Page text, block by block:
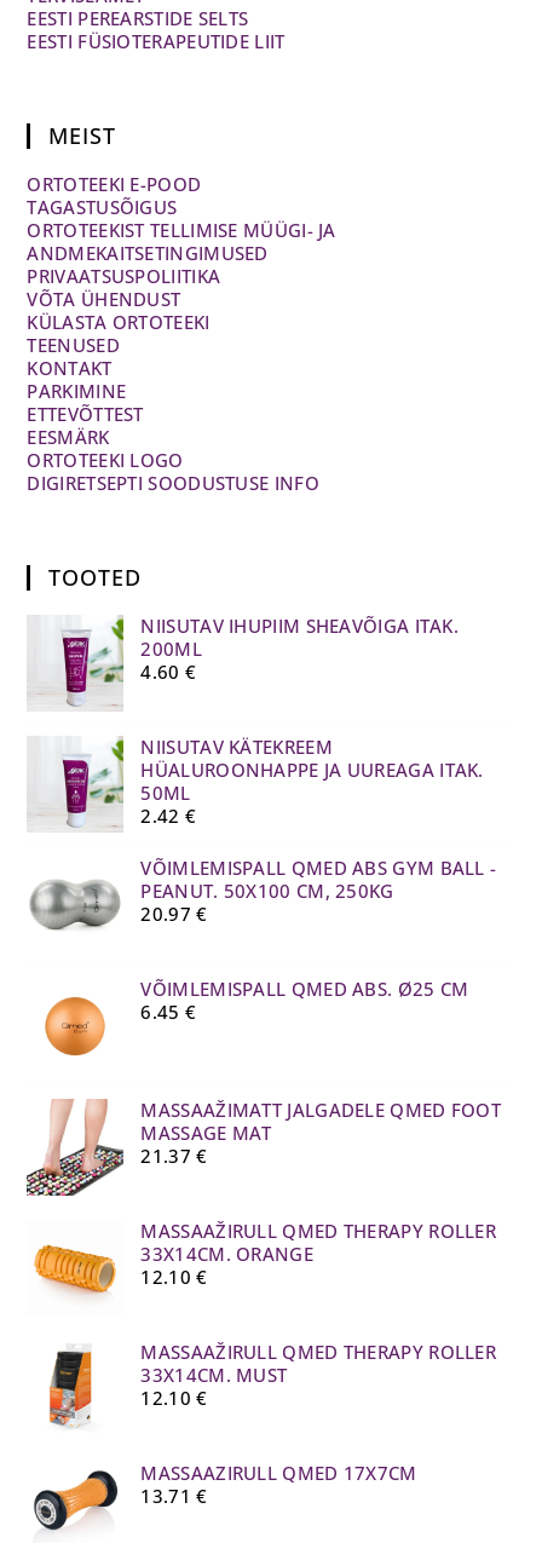
EESTI PEREARSTIDE SELTS
EESTI FÜSIOTERAPEUTIDE LIIT
MEIST
ORTOTEEKI E-POOD
TAGASTUSÕIGUS
ORTOTEEKIST TELLIMISE MÜÜGI- JA
ANDMEKAITSETINGIMUSED
PRIVAATSUSPOLIITIKA
VÕTA ÜHENDUST
KÜLASTA ORTOTEEKI
TEENUSED
KONTAKT
PARKIMINE
ETTEVÕTTEST
EESMÄRK
ORTOTEEKI LOGO
DIGIRETSEPTI SOODUSTUSE INFO
TOOTED
NIISUTAV IHUPIIM SHEAVÕIGA ITAK.
200ML
4.60 €
NIISUTAV KÄTEKREEM
HÜALUROONHAPPE JA UUREAGA ITAK.
50ML
2.42 €
VÕIMLEMISPALL QMED ABS GYM BALL -
PEANUT. 50X100 CM, 250KG
20.97€
VÕIMLEMISPALL QMED ABS. Ø25 CM
6.45 €
MASSAAŽIMATT JALGADELE QMED FOOT
MASSAGE MAT
21.37€
MASSAAŽIRULL QMED THERAPY ROLLER
33X14CM. ORANGE
12.10€
MASSAAŽIRULL QMED THERAPY ROLLER
33X14CM. MUST
12.10€
MASSAAZIRULL QMED 17X7CM
13.71€